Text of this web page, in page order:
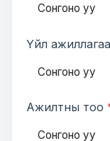
Үйл
Ажилтны тоо